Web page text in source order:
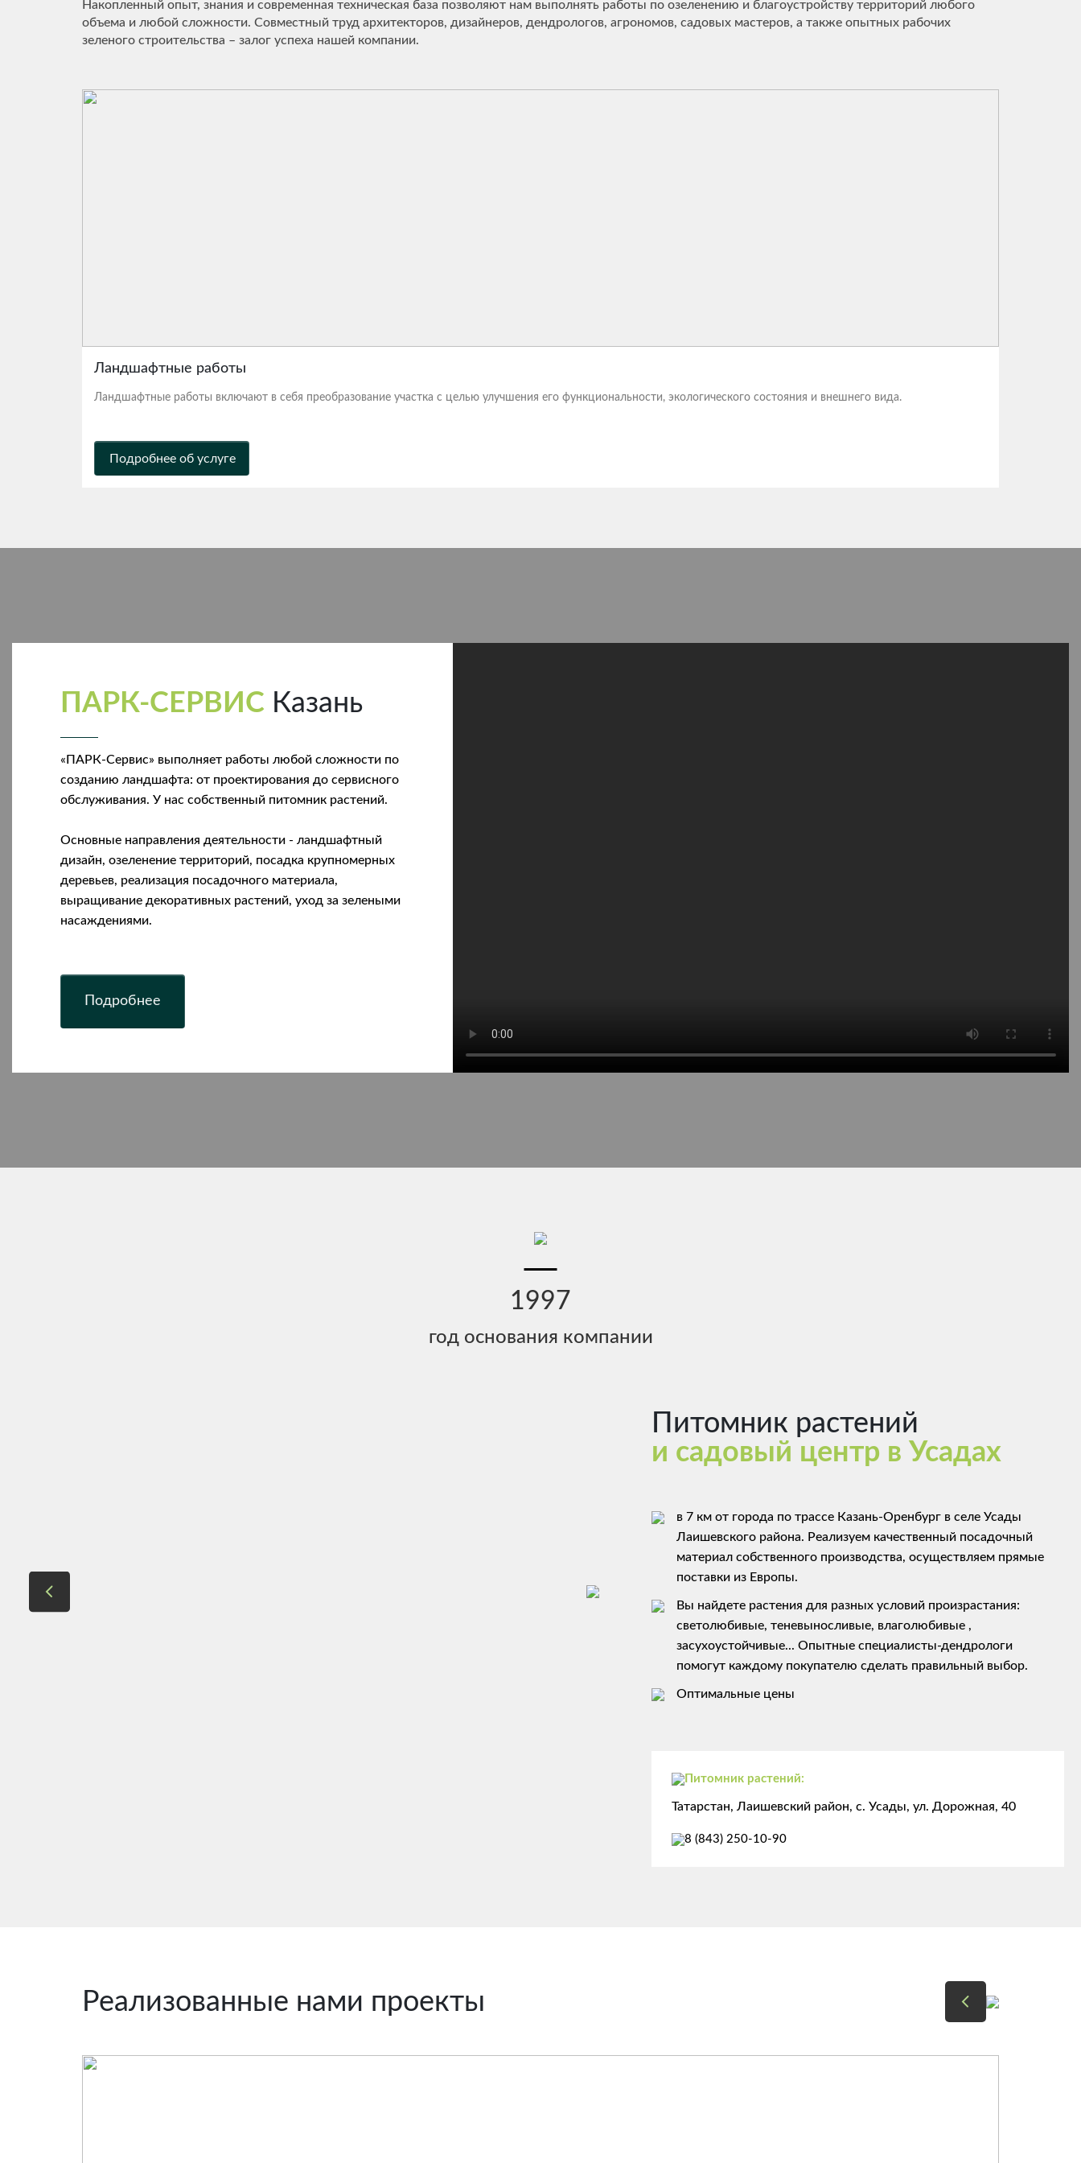
Накопленный опыт, знания и современная техническая база позволяют нам выполнять работы по озеленению и благоустройству территорий любого
объема и любой сложности. Совместный труд архитекторов, дизайнеров, дендрологов, агрономов, садовых мастеров, а также опытных рабочих
зеленого строительства – залог успеха нашей компании.
Ландшафтные работы
Ландшафтные работы включают в себя преобразование участка с целью улучшения его функциональности, экологического состояния и внешнего вида.
Подробнее об услуге
ПАРК-СЕРВИС Казань
«ПАРК-Сервис» выполняет работы любой сложности по
созданию ландшафта: от проектирования до сервисного
обслуживания. У нас собственный питомник растений.
Основные направления деятельности - ландшафтный
дизайн, озеленение территорий, посадка крупномерных
деревьев, реализация посадочного материала,
выращивание декоративных растений, уход за зелеными
насаждениями.
Подробнее
1997
год основания компании
Питомник растений
и садовый центр в Усадах
в 7 км от города по трассе Казань-Оренбург в селе Усады
Лаишевского района. Реализуем качественный посадочный
материал собственного производства, осуществляем прямые
поставки из Европы.
Вы найдете растения для разных условий произрастания:
светолюбивые, теневыносливые, влаголюбивые ,
засухоустойчивые... Опытные специалисты-дендрологи
помогут каждому покупателю сделать правильный выбор.
Оптимальные цены
Питомник растений:
Татарстан, Лаишевский район, с. Усады, ул. Дорожная, 40
8 (843) 250-10-90
Реализованные нами проекты